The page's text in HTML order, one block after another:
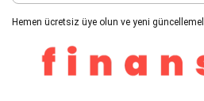
Hemen ücretsiz üye olun ve yeni